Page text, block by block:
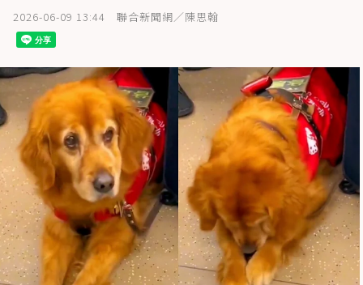
2026-06-09 13:44 聯合新聞網／陳思翰